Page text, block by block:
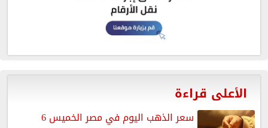
الأعلى قراءة
سعر الذهب اليوم في مصر الخميس 6